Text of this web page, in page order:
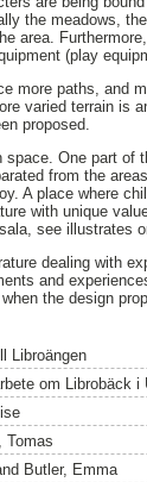
the meadows,
area.
(play
more paths, and
varied terrain is
proposed.
One part
from the
A place where
with unique
see illustrates
dealing with
and
the design
Libroängen
om Librobäck i
Tomas
Butler, Emma